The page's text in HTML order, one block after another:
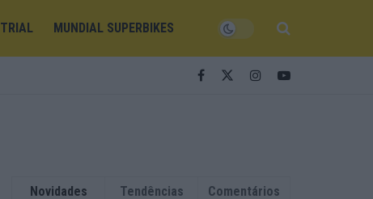
TRIAL MUNDIAL SUPERBIKES
Novidades Tendências Comentários